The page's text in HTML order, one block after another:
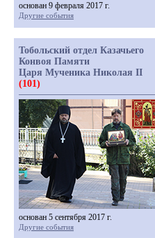
основан 9 февраля 2017 г.
Другие события
Тобольский отдел Казачьего
Конвоя Памяти
Царя Мученика Николая II
(101)
основан 5 сентября 2017 г.
Другие события